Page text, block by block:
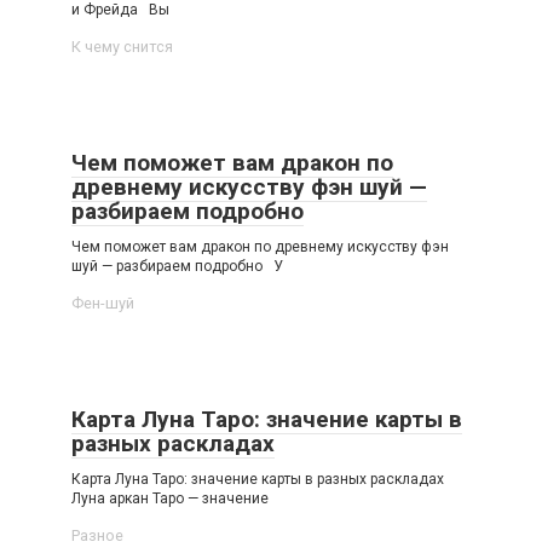
и Фрейда Вы
К чему снится
Чем поможет вам дракон по
древнему искусству фэн шуй —
разбираем подробно
Чем поможет вам дракон по древнему искусству фэн
шуй — разбираем подробно У
Фен-шуй
Карта Луна Таро: значение карты в
разных раскладах
Карта Луна Таро: значение карты в разных раскладах
Луна аркан Таро — значение
Разное